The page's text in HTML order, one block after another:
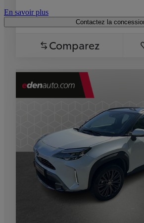
En savoir plus
Contactez la
Comparez